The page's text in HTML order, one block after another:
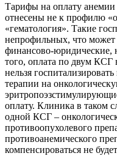
Тарифы на оплату
отнесены не к профилю
«гематология». Такие
непрофильных, что может
финансово-юридические,
того, оплата по двум КСГ
нельзя
терапии на
оплату. Клиника в таком
одной КСГ –
противоопухолевого
противоанемического
компенсироваться не